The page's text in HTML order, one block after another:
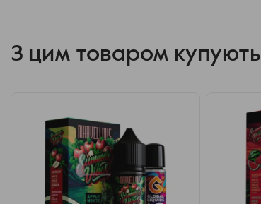
З цим товаром купують